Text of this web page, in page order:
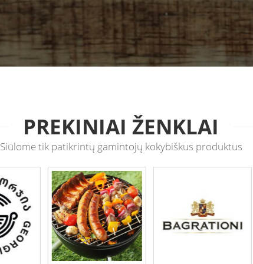
PREKINIAI ŽENKLAI
Siūlome tik patikrintų gamintojų kokybiškus produktus